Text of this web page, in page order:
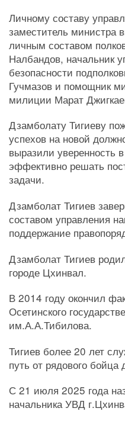
Личному составу
заместитель министра
личным составом
Налбандов, начальник
безопасности
Гучмазов и помощник
милиции Марат
Дзамболату Тигиеву
успехов на новой
выразили уверенность
эффективно решать
задачи.
Дзамболат Тигиев
составом управления
поддержание
Дзамболат Тигиев
городе Цхинвал.
В 2014 году окончил
Осетинского
им.А.А.Тибилова.
Тигиев более 20 лет
путь от рядового
С 21 июля 2025 года
начальника УВД